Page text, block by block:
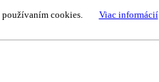
cookies. Viac informácií